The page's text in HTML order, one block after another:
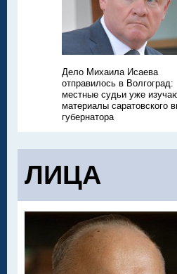
Дело Михаила Исаева
отправилось в Волгоград:
местные судьи уже
материалы саратовского
губернатора
ЛИЦА